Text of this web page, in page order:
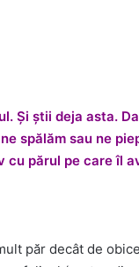
Și știi deja asta.
spălăm sau ne
cu părul pe care îl
păr decât de